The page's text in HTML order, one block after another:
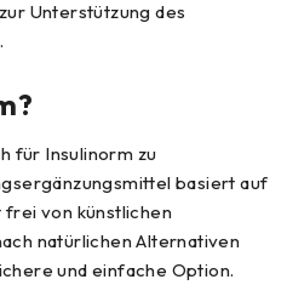
Unterstützung des
für Insulinorm zu
basiert auf
frei von künstlichen
natürlichen Alternativen
und einfache Option.